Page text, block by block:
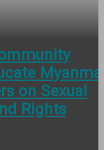
on Sexual
Rights